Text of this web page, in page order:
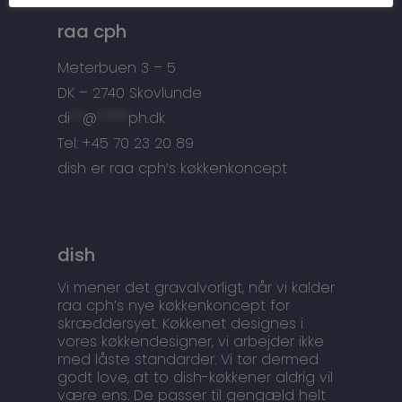
raa cph
Meterbuen 3 – 5
DK – 2740 Skovlunde
di
@
ph.dk
Tel: +45 70 23 20 89
dish er raa cph’s køkkenkoncept
dish
Vi mener det gravalvorligt, når vi kalder
raa cph’s nye køkkenkoncept for
skræddersyet. Køkkenet designes i
vores køkkendesigner, vi arbejder ikke
med låste standarder. Vi tør dermed
godt love, at to dish-køkkener aldrig vil
være ens. De passer til gengæld helt